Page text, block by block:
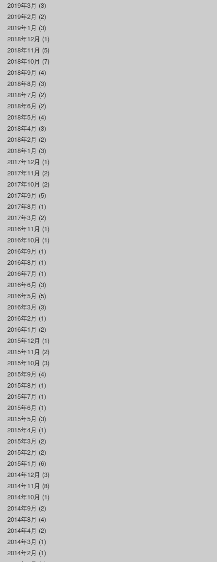
2019年3月 (3)
2019年2月 (2)
2019年1月 (3)
2018年12月 (1)
2018年11月 (5)
2018年10月 (7)
2018年9月 (4)
2018年8月 (3)
2018年7月 (2)
2018年6月 (2)
2018年5月 (4)
2018年4月 (3)
2018年2月 (2)
2018年1月 (3)
2017年12月 (1)
2017年11月 (2)
2017年10月 (2)
2017年9月 (5)
2017年8月 (1)
2017年3月 (2)
2016年11月 (1)
2016年10月 (1)
2016年9月 (1)
2016年8月 (1)
2016年7月 (1)
2016年6月 (3)
2016年5月 (5)
2016年3月 (3)
2016年2月 (1)
2016年1月 (2)
2015年12月 (1)
2015年11月 (2)
2015年10月 (3)
2015年9月 (4)
2015年8月 (1)
2015年7月 (1)
2015年6月 (1)
2015年5月 (3)
2015年4月 (1)
2015年3月 (2)
2015年2月 (2)
2015年1月 (6)
2014年12月 (3)
2014年11月 (8)
2014年10月 (1)
2014年9月 (2)
2014年8月 (4)
2014年4月 (2)
2014年3月 (1)
2014年2月 (1)